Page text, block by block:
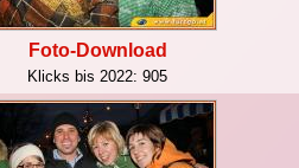
Foto-Download
Klicks bis 2022: 905